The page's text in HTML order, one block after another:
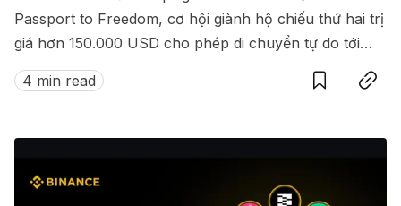
Passport to Freedom, cơ hội giành hộ chiếu thứ hai trị
giá hơn 150.000 USD cho phép di chuyển tự do tới
hàng loạt quốc gia không cần visa.
4 min read
SaveCopy link